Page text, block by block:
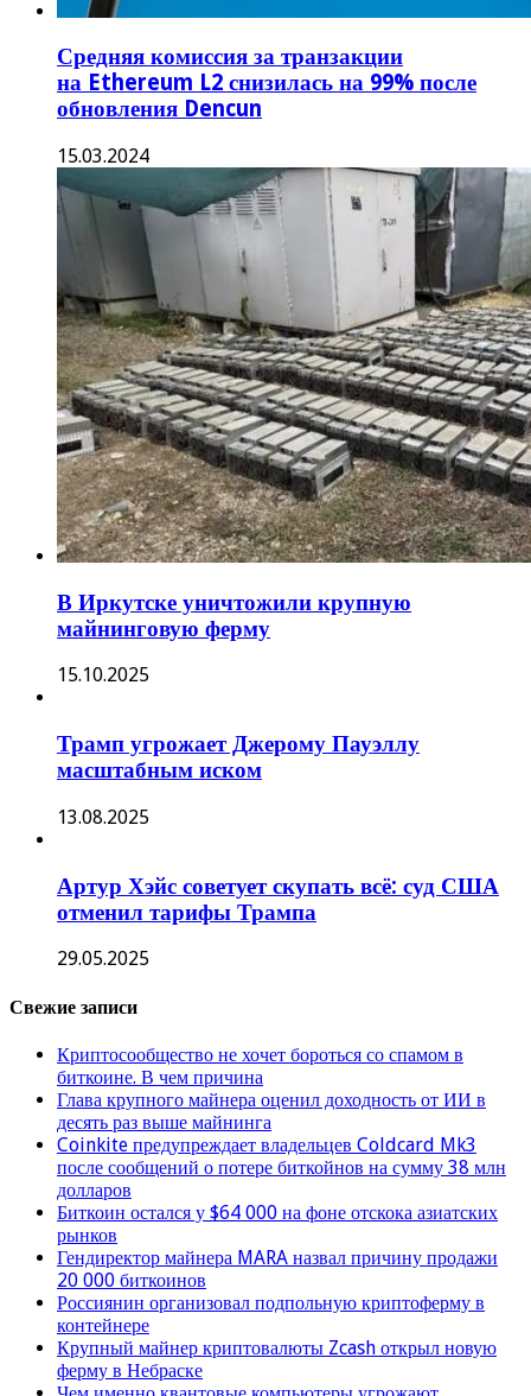
Средняя комиссия за транзакции
на Ethereum L2 снизилась на 99% после
обновления Dencun
15.03.2024
В Иркутске уничтожили крупную
майнинговую ферму
15.10.2025
Трамп угрожает Джерому Пауэллу
масштабным иском
13.08.2025
Артур Хэйс советует скупать всё: суд США
отменил тарифы Трампа
29.05.2025
Свежие записи
Криптосообщество не хочет бороться со спамом в
биткоине. В чем причина
Глава крупного майнера оценил доходность от ИИ в
десять раз выше майнинга
Coinkite предупреждает владельцев Coldcard Mk3
после сообщений о потере биткойнов на сумму 38 млн
долларов
Биткоин остался у $64 000 на фоне отскока азиатских
рынков
Гендиректор майнера MARA назвал причину продажи
20 000 биткоинов
Россиянин организовал подпольную криптоферму в
контейнере
Крупный майнер криптовалюты Zcash открыл новую
ферму в Небраске